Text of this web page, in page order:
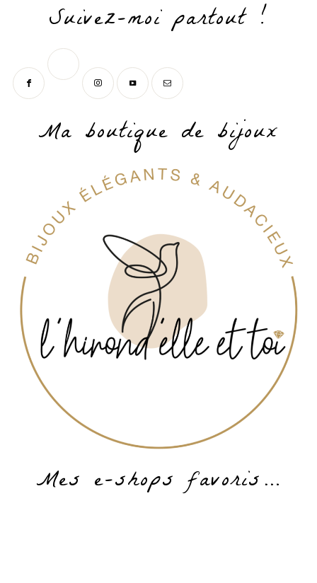
Suivez-moi partout !
Ma boutique de bijoux
Mes e-shops favoris…